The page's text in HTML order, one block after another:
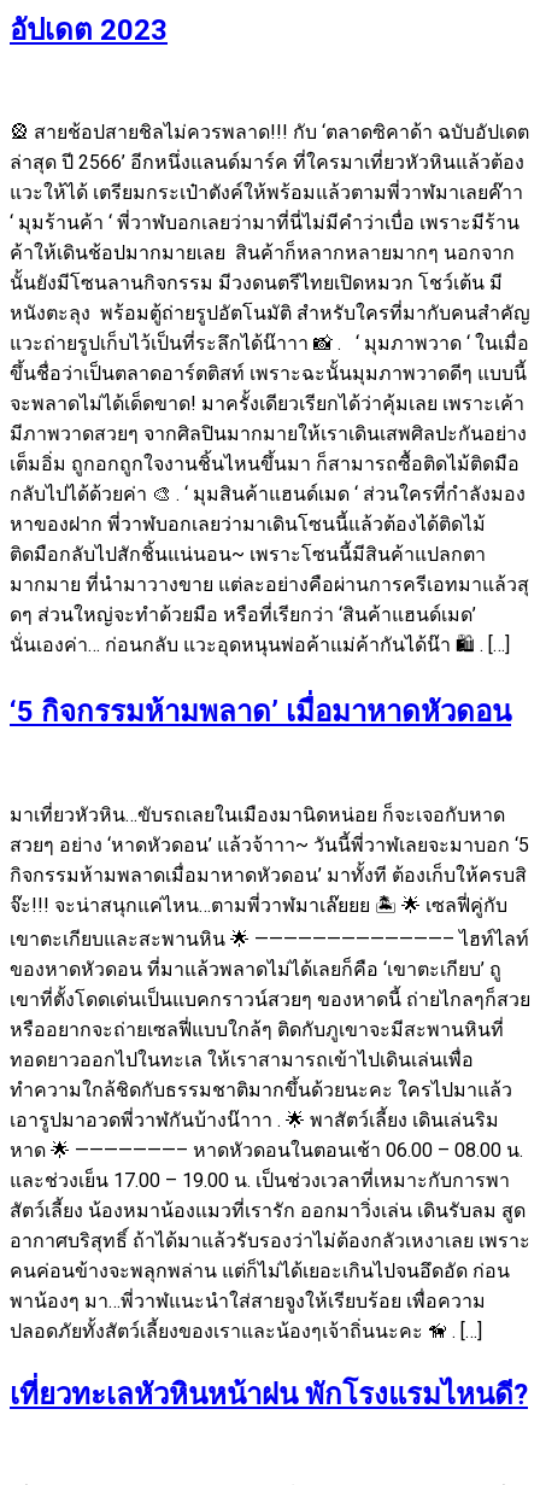
อัปเดต 2023
🎡 สายช้อปสายชิลไม่ควรพลาด!!! กับ ‘ตลาดซิคาด้า ฉบับอัปเดต
ล่าสุด ปี 2566’ อีกหนึ่งแลนด์มาร์ค ที่ใครมาเที่ยวหัวหินแล้วต้อง
แวะให้ได้ เตรียมกระเป๋าตังค์ให้พร้อมแล้วตามพี่วาฬมาเลยค๊าา
‘ มุมร้านค้า ‘ พี่วาฬบอกเลยว่ามาที่นี่ไม่มีคำว่าเบื่อ เพราะมีร้าน
ค้าให้เดินช้อปมากมายเลย สินค้าก็หลากหลายมากๆ นอกจาก
นั้นยังมีโซนลานกิจกรรม มีวงดนตรีไทยเปิดหมวก โชว์เต้น มี
หนังตะลุง พร้อมตู้ถ่ายรูปอัตโนมัติ สำหรับใครที่มากับคนสำคัญ
แวะถ่ายรูปเก็บไว้เป็นที่ระลึกได้น๊าาา 📸 . ‘ มุมภาพวาด ‘ ในเมื่อ
ขึ้นชื่อว่าเป็นตลาดอาร์ตติสท์ เพราะฉะนั้นมุมภาพวาดดีๆ แบบนี้
จะพลาดไม่ได้เด็ดขาด! มาครั้งเดียวเรียกได้ว่าคุ้มเลย เพราะเค้า
มีภาพวาดสวยๆ จากศิลปินมากมายให้เราเดินเสพศิลปะกันอย่าง
เต็มอิ่ม ถูกอกถูกใจงานชิ้นไหนขึ้นมา ก็สามารถซื้อติดไม้ติดมือ
กลับไปได้ด้วยค่า 🎨 . ‘ มุมสินค้าแฮนด์เมด ‘ ส่วนใครที่กำลังมอง
หาของฝาก พี่วาฬบอกเลยว่ามาเดินโซนนี้แล้วต้องได้ติดไม้
ติดมือกลับไปสักชิ้นแน่นอน~ เพราะโซนนี้มีสินค้าแปลกตา
มากมาย ที่นำมาวางขาย แต่ละอย่างคือผ่านการครีเอทมาแล้วสุ
ดๆ ส่วนใหญ่จะทำด้วยมือ หรือที่เรียกว่า ‘สินค้าแฮนด์เมด’
นั่นเองค่า… ก่อนกลับ แวะอุดหนุนพ่อค้าแม่ค้ากันได้น๊า 🛍 . […]
‘5 กิจกรรมห้ามพลาด’ เมื่อมาหาดหัวดอน
มาเที่ยวหัวหิน…ขับรถเลยในเมืองมานิดหน่อย ก็จะเจอกับหาด
สวยๆ อย่าง ‘หาดหัวดอน’ แล้วจ้าาา~ วันนี้พี่วาฬเลยจะมาบอก ‘5
กิจกรรมห้ามพลาดเมื่อมาหาดหัวดอน’ มาทั้งที ต้องเก็บให้ครบสิ
จ๊ะ!!! จะน่าสนุกแค่ไหน…ตามพี่วาฬมาเล๊ยยย 🏝 🌟 เซลฟี่คู่กับ
เขาตะเกียบและสะพานหิน 🌟 —————————————– ไฮท์ไลท์
ของหาดหัวดอน ที่มาแล้วพลาดไม่ได้เลยก็คือ ‘เขาตะเกียบ’ ถู
เขาที่ตั้งโดดเด่นเป็นแบคกราวน์สวยๆ ของหาดนี้ ถ่ายไกลๆก็สวย
หรืออยากจะถ่ายเซลฟี่แบบใกล้ๆ ติดกับภูเขาจะมีสะพานหินที่
ทอดยาวออกไปในทะเล ให้เราสามารถเข้าไปเดินเล่นเพื่อ
ทำความใกล้ชิดกับธรรมชาติมากขึ้นด้วยนะคะ ใครไปมาแล้ว
เอารูปมาอวดพี่วาฬกันบ้างน๊าาา . 🌟 พาสัตว์เลี้ยง เดินเล่นริม
หาด 🌟 ———————– หาดหัวดอนในตอนเช้า 06.00 – 08.00 น.
และช่วงเย็น 17.00 – 19.00 น. เป็นช่วงเวลาที่เหมาะกับการพา
สัตว์เลี้ยง น้องหมาน้องแมวที่เรารัก ออกมาวิ่งเล่น เดินรับลม สูด
อากาศบริสุทธิ์ ถ้าได้มาแล้วรับรองว่าไม่ต้องกลัวเหงาเลย เพราะ
คนค่อนข้างจะพลุกพล่าน แต่ก็ไม่ได้เยอะเกินไปจนอึดอัด ก่อน
พาน้องๆ มา…พี่วาฬแนะนำใส่สายจูงให้เรียบร้อย เพื่อความ
ปลอดภัยทั้งสัตว์เลี้ยงของเราและน้องๆเจ้าถิ่นนะคะ 🦮 . […]
เที่ยวทะเลหัวหินหน้าฝน พักโรงแรมไหนดี?